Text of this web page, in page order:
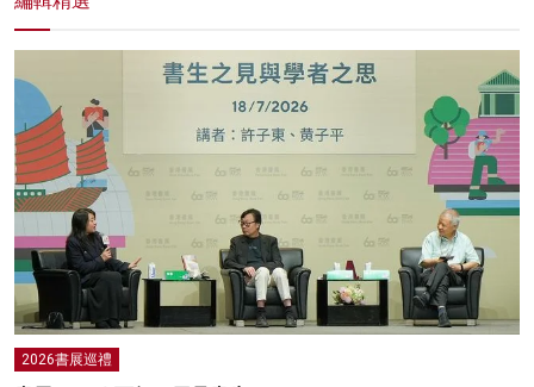
2026書展巡禮